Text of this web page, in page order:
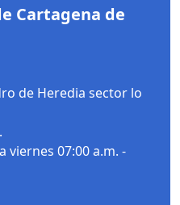
Cartagena de
de Heredia sector lo
viernes 07:00 a.m. -